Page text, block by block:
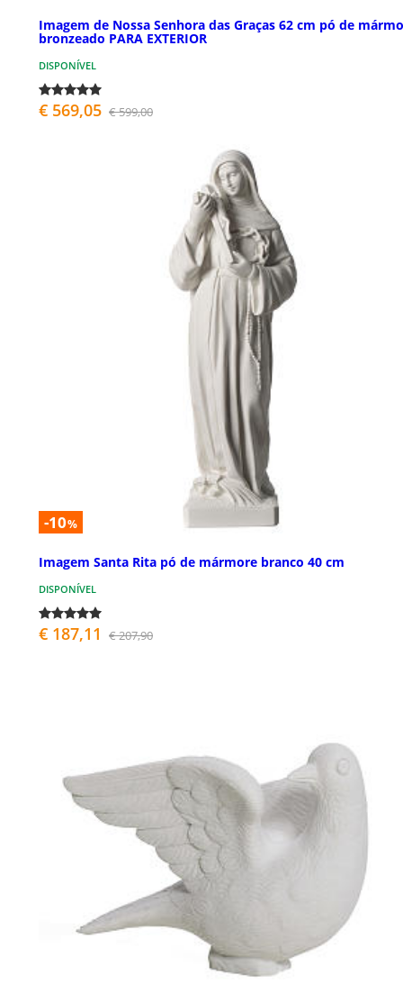
Imagem de Nossa Senhora das Graças 62 cm pó de
bronzeado PARA EXTERIOR
DISPONÍVEL
€ 569,05 € 599,00
-10%
Imagem Santa Rita pó de mármore branco 40 cm
DISPONÍVEL
€ 187,11 € 207,90